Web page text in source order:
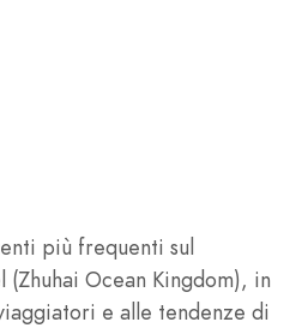
più frequenti sul
Ocean Kingdom), in
e alle tendenze di